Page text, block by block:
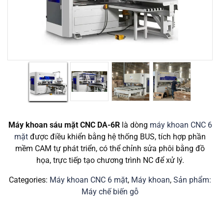
Máy khoan sáu mặt CNC DA-6Rlà dòng máy khoan CNC 6
mặt được điều khiển bằng hệ thống BUS, tích hợp phần
mềm CAM tự phát triển, có thể chỉnh sửa phôi bằng đồ
họa, trực tiếp tạo chương trình NC để xử lý.
Categories: Máy khoan CNC 6 mặt, Máy khoan, Sản phẩm:
Máy chế biến gỗ